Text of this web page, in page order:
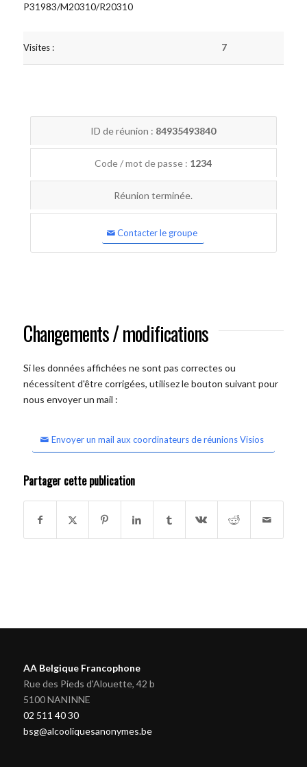
P31983/M20310/R20310
Visites : 7
ID de réunion : 84935493840
Code / mot de passe : 1234
Réunion terminée.
Contacter le groupe
Changements / modifications
Si les données affichées ne sont pas correctes ou
nécessitent d'être corrigées, utilisez le bouton suivant pour
nous envoyer un mail :
Envoyer un mail aux coordinateurs de réunions Visios
Partager cette publication
AA Belgique Francophone
Rue des Pieds d'Alouette, 42 b
5100 NANINNE
02 511 40 30
bsg@alcooliquesanonymes.be